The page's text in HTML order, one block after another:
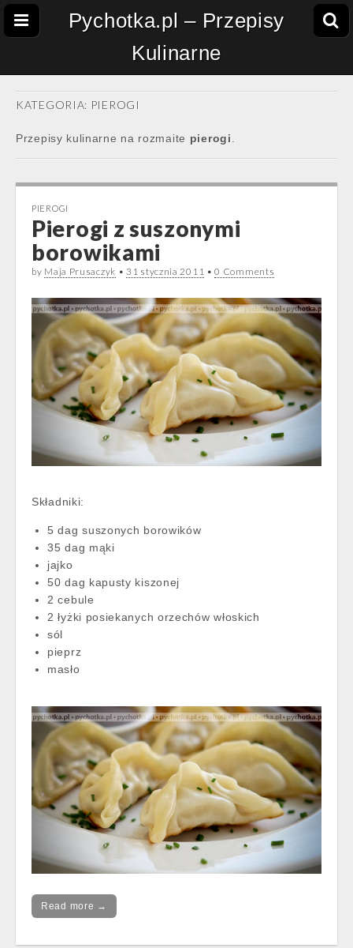
Pychotka.pl – Przepisy
Kulinarne
KATEGORIA: PIEROGI
Przepisy kulinarne na rozmaite pierogi
PIEROGI
Pierogi z suszonymi
borowikami
by Maja Prusaczyk •31 stycznia 2011 •0 Comments
Składniki:
5 dag suszonych borowików
35 dag mąki
jajko
50 dag kapusty kiszonej
2 cebule
2 łyżki posiekanych orzechów włoskich
sól
pieprz
masło
Read more →